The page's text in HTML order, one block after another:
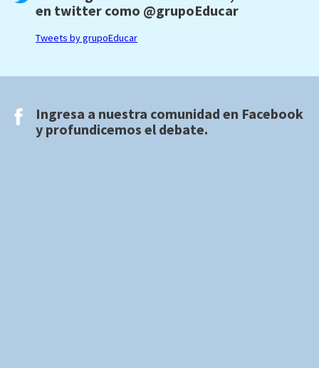
en twitter como @grupoEducar
Tweets by grupoEducar
Ingresa a nuestra comunidad en Facebook
y profundicemos el debate.